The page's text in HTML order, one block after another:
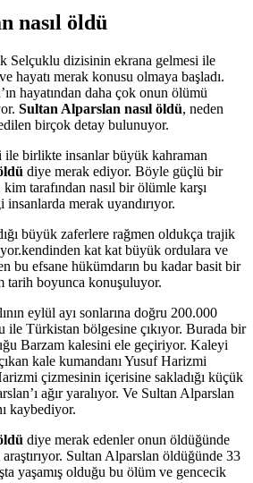
nasıl öldü
Selçuklu dizisinin ekrana gelmesi ile
hayatı merak konusu olmaya başladı.
hayatından daha çok onun ölümü
Sultan Alparslan nasıl öldü, neden
birçok detay bulunuyor.
ile birlikte insanlar büyük kahraman
diye merak ediyor. Böyle güçlü bir
tarafından nasıl bir ölümle karşı
insanlarda merak uyandırıyor.
büyük zaferlere rağmen oldukça trajik
kat kat büyük ordulara ve
bu efsane hükümdarın bu kadar basit bir
tarih boyunca konuşuluyor.
eylül ayı sonlarına doğru 200.000
Türkistan bölgesine çıkıyor. Burada bir
Barzam kalesini ele geçiriyor. Kaleyi
kale kumandanı Yusuf Harizmi
çizmesinin içerisine sakladığı küçük
ağır yaralıyor. Ve Sultan Alparslan
kaybediyor.
diye merak edenler onun öldüğünde
Sultan Alparslan öldüğünde 33
yaşamış olduğu bu ölüm ve gencecik